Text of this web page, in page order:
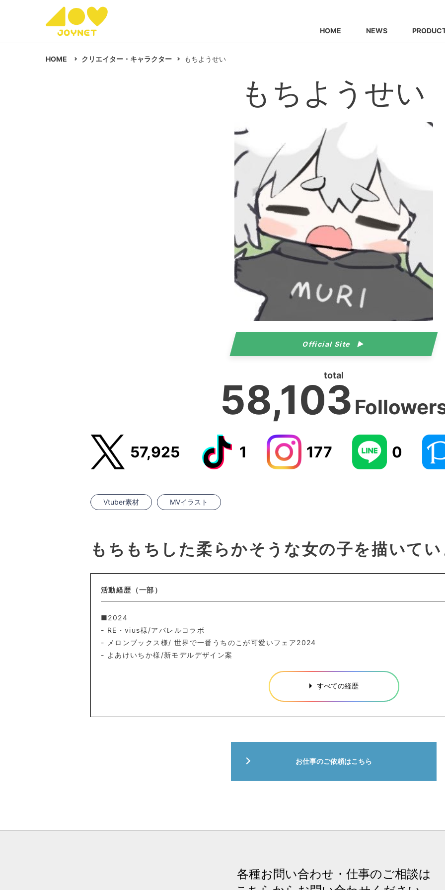
HOME NEWS
HOME クリエイター・キャラクター もちようせい
もちようせい
Official Site
total
58,103
57,925 1 177 0
Vtuber素材 MVイラスト
もちもちした柔らかそうな女の子を描いて
活動経歴（一部）
■2024
- RE・vius様/アパレルコラボ
- メロンブックス様/ 世界で一番うちのこが可愛いフェア2024
- よあけいちか様/新モデルデザイン案
すべての経歴
お仕事のご依頼はこちら
各種お問い合わせ・仕事のご相談は